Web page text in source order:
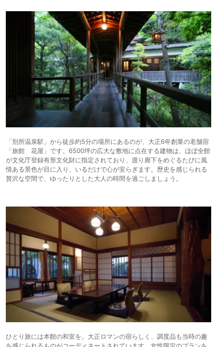
「別所温泉駅」から徒歩約5分の場所にあるのが、大正6年創業の老舗宿
「旅館 花屋」です。6500坪の広大な敷地に点在する建物は、ほぼ全館
が文化庁登録有形文化財に指定されており、渡り廊下をめぐるたびに風
情ある景色が目に入り、いるだけで心が安らぎます。歴史を感じられる
贅沢な空間で、ゆったりとした大人の時間を過ごしましょう。
ひとり旅には本館の和室を。大正ロマンの宿らしく、調度品も当時の趣